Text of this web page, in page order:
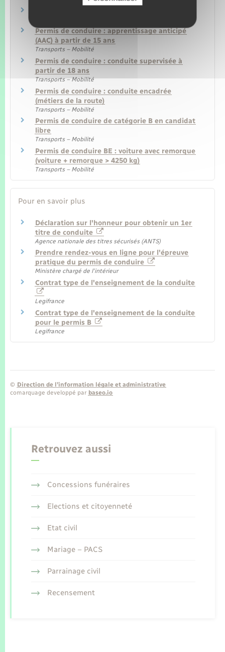
Permis de conduire : apprentissage anticipé
(AAC) à partir de 15 ans
Transports – Mobilité
Permis de conduire : conduite supervisée à
partir de 18 ans
Transports – Mobilité
Permis de conduire : conduite encadrée
(métiers de la route)
Transports – Mobilité
Permis de conduire de catégorie B en candidat
libre
Transports – Mobilité
Permis de conduire BE : voiture avec remorque
(voiture + remorque > 4250 kg)
Transports – Mobilité
Pour en savoir plus
Déclaration sur l'honneur pour obtenir un 1er
titre de conduite
Agence nationale des titres sécurisés (ANTS)
Prendre rendez-vous en ligne pour l'épreuve
pratique du permis de conduire
Ministère chargé de l'intérieur
Contrat type de l'enseignement de la conduite
Legifrance
Contrat type de l'enseignement de la conduite
pour le permis B
Legifrance
© Direction de l’information légale et administrative
comarquage developpé par baseo.io
Retrouvez aussi
Concessions funéraires
Elections et citoyenneté
Etat civil
Mariage – PACS
Parrainage civil
Recensement